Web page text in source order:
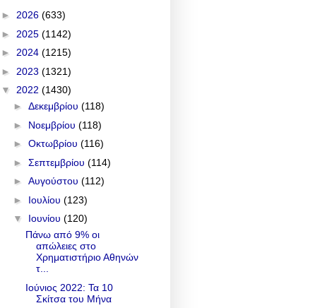
► 2026 (633)
► 2025 (1142)
► 2024 (1215)
► 2023 (1321)
▼ 2022 (1430)
► Δεκεμβρίου (118)
► Νοεμβρίου (118)
► Οκτωβρίου (116)
► Σεπτεμβρίου (114)
► Αυγούστου (112)
► Ιουλίου (123)
▼ Ιουνίου (120)
Πάνω από 9% οι
απώλειες στο
Χρηματιστήριο Αθηνών
τ...
Ιούνιος 2022: Τα 10
Σκίτσα του Μήνα